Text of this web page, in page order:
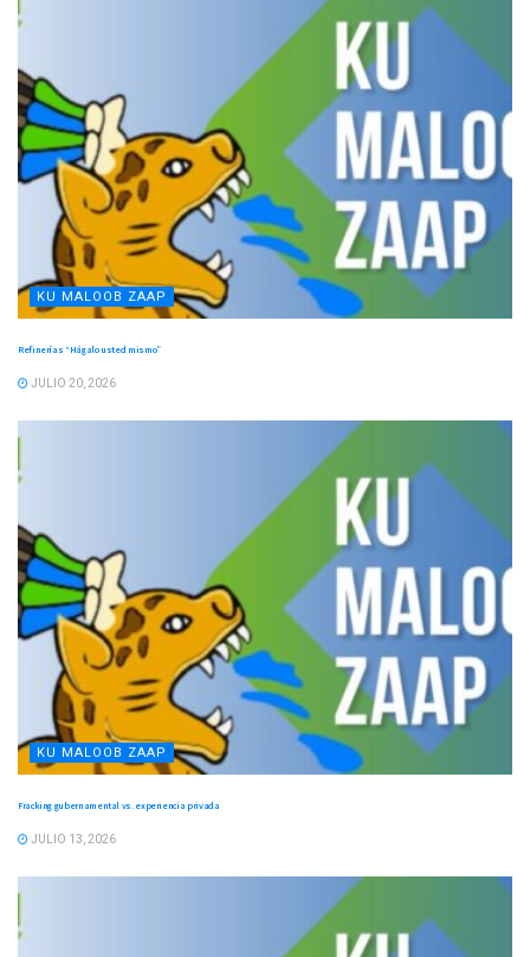
KU MALOOB ZAAP
Refinerías “Hágalo usted mismo”
JULIO 20, 2026
KU MALOOB ZAAP
Fracking gubernamental vs. experiencia privada
JULIO 13, 2026